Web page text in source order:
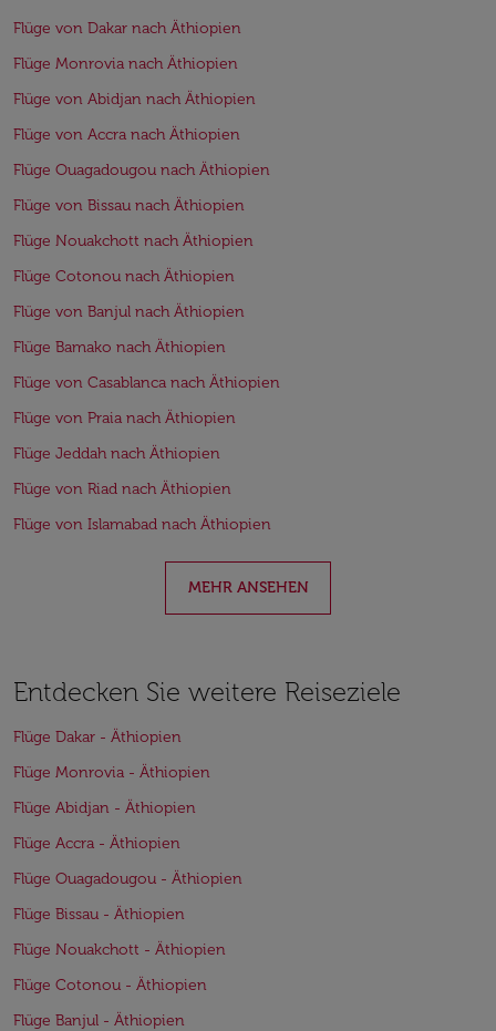
Flüge von Dakar nach Äthiopien
Flüge Monrovia nach Äthiopien
Flüge von Abidjan nach Äthiopien
Flüge von Accra nach Äthiopien
Flüge Ouagadougou nach Äthiopien
Flüge von Bissau nach Äthiopien
Flüge Nouakchott nach Äthiopien
Flüge Cotonou nach Äthiopien
Flüge von Banjul nach Äthiopien
Flüge Bamako nach Äthiopien
Flüge von Casablanca nach Äthiopien
Flüge von Praia nach Äthiopien
Flüge Jeddah nach Äthiopien
Flüge von Riad nach Äthiopien
Flüge von Islamabad nach Äthiopien
MEHR ANSEHEN
Entdecken Sie weitere Reiseziele
Flüge Dakar - Äthiopien
Flüge Monrovia - Äthiopien
Flüge Abidjan - Äthiopien
Flüge Accra - Äthiopien
Flüge Ouagadougou - Äthiopien
Flüge Bissau - Äthiopien
Flüge Nouakchott - Äthiopien
Flüge Cotonou - Äthiopien
Flüge Banjul - Äthiopien